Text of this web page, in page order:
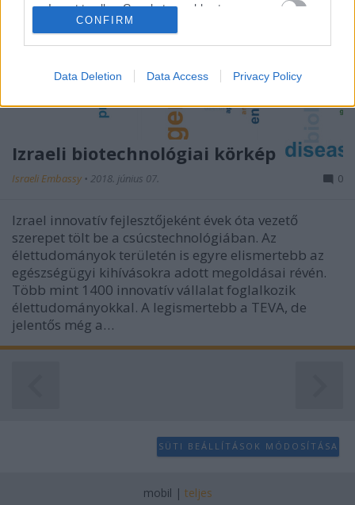
I want to allow Google to enable storage
related to functionality of the website or app.
related to personalization.
I want to allow Google to enable storage
related to security, including authentication
functionality and fraud prevention, and other
user protection.
CONFIRM
Data Deletion Data Access Privacy Policy
Izraeli biotechnológiai körkép
Israeli Embassy • 2018. június 07. 0
Izrael innovatív fejlesztőjeként évek óta vezető
szerepet tölt be a csúcstechnológiában. Az
élettudományok területén is egyre elismertebb az
egészségügyi kihívásokra adott megoldásai révén.
Több mint 1400 innovatív vállalat foglalkozik
élettudományokkal. A legismertebb a TEVA, de
jelentős még a…
SÜTI BEÁLLÍTÁSOK MÓDOSÍTÁSA
mobil | teljes